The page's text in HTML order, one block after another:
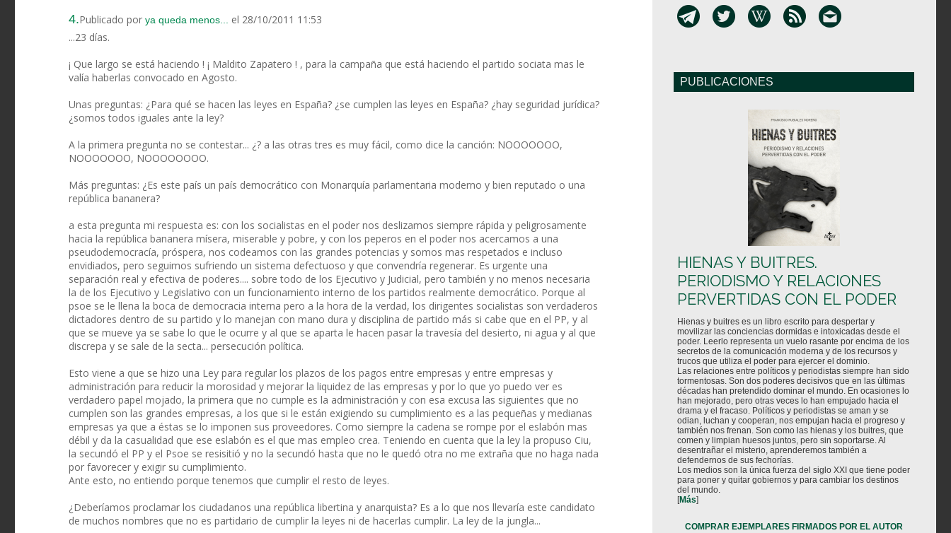
4.Publicado por ya queda menos...
el 28/10/2011 11:53
...23 días.
¡ Que largo se está haciendo ! ¡ Maldito Zapatero ! , para la campaña que está haciendo el partido sociata mas le
valía haberlas convocado en Agosto.
Unas preguntas: ¿Para qué se hacen las leyes en España? ¿se cumplen las leyes en España? ¿hay seguridad jurídica?
¿somos todos iguales ante la ley?
A la primera pregunta no se contestar... ¿? a las otras tres es muy fácil, como dice la canción: NOOOOOOO,
NOOOOOOO, NOOOOOOOO.
Más preguntas: ¿Es este país un país democrático con Monarquía parlamentaria moderno y bien reputado o una
república bananera?
a esta pregunta mi respuesta es: con los socialistas en el poder nos deslizamos siempre rápida y peligrosamente
hacia la república bananera mísera, miserable y pobre, y con los peperos en el poder nos acercamos a una
pseudodemocracía, próspera, nos codeamos con las grandes potencias y somos mas respetados e incluso
envidiados, pero seguimos sufriendo un sistema defectuoso y que convendría regenerar. Es urgente una
separación real y efectiva de poderes.... sobre todo de los Ejecutivo y Judicial, pero también y no menos necesaria
la de los Ejecutivo y Legislativo con un funcionamiento interno de los partidos realmente democrático. Porque al
psoe se le llena la boca de democracia interna pero a la hora de la verdad, los dirigentes socialistas son verdaderos
dictadores dentro de su partido y lo manejan con mano dura y disciplina de partido más si cabe que en el PP, y al
que se mueve ya se sabe lo que le ocurre y al que se aparta le hacen pasar la travesía del desierto, ni agua y al que
discrepa y se sale de la secta... persecución política.
Esto viene a que se hizo una Ley para regular los plazos de los pagos entre empresas y entre empresas y
administración para reducir la morosidad y mejorar la liquidez de las empresas y por lo que yo puedo ver es
verdadero papel mojado, la primera que no cumple es la administración y con esa excusa las siguientes que no
cumplen son las grandes empresas, a los que si le están exigiendo su cumplimiento es a las pequeñas y medianas
empresas ya que a éstas se lo imponen sus proveedores. Como siempre la cadena se rompe por el eslabón mas
débil y da la casualidad que ese eslabón es el que mas empleo crea. Teniendo en cuenta que la ley la propuso Ciu,
la secundó el PP y el Psoe se resisitió y no la secundó hasta que no le quedó otra no me extraña que no haga nada
por favorecer y exigir su cumplimiento.
Ante esto, no entiendo porque tenemos que cumplir el resto de leyes.
¿Deberíamos proclamar los ciudadanos una república libertina y anarquista? Es a lo que nos llevaría este candidato
de muchos nombres que no es partidario de cumplir la leyes ni de hacerlas cumplir. La ley de la jungla...
PUBLICACIONES
HIENAS Y BUITRES.
PERIODISMO Y RELACIONES
PERVERTIDAS CON EL PODER
Hienas y buitres es un libro escrito para despertar y
movilizar las conciencias dormidas e intoxicadas desde el
poder. Leerlo representa un vuelo rasante por encima de los
secretos de la comunicación moderna y de los recursos y
trucos que utiliza el poder para ejercer el dominio.
Las relaciones entre políticos y periodistas siempre han sido
tormentosas. Son dos poderes decisivos que en las últimas
décadas han pretendido dominar el mundo. En ocasiones lo
han mejorado, pero otras veces lo han empujado hacia el
drama y el fracaso. Políticos y periodistas se aman y se
odian, luchan y cooperan, nos empujan hacia el progreso y
también nos frenan. Son como las hienas y los buitres, que
comen y limpian huesos juntos, pero sin soportarse. Al
desentrañar el misterio, aprenderemos también a
defendernos de sus fechorías.
Los medios son la única fuerza del siglo XXI que tiene poder
para poner y quitar gobiernos y para cambiar los destinos
del mundo.
[Más]
COMPRAR EJEMPLARES FIRMADOS POR EL AUTOR